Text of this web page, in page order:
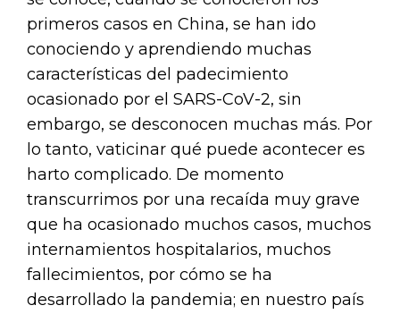
primeros casos en China, se han ido
conociendo y aprendiendo muchas
características del padecimiento
ocasionado por el SARS-CoV-2, sin
embargo, se desconocen muchas más. Por
lo tanto, vaticinar qué puede acontecer es
harto complicado. De momento
transcurrimos por una recaída muy grave
que ha ocasionado muchos casos, muchos
internamientos hospitalarios, muchos
fallecimientos, por cómo se ha
desarrollado la pandemia; en nuestro país